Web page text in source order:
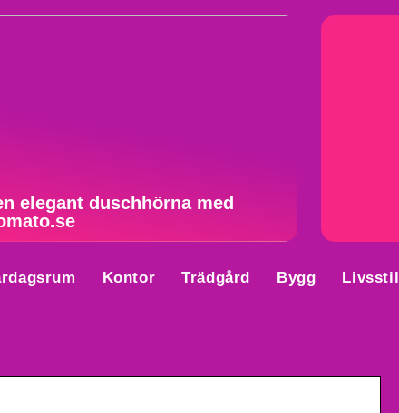
elegant duschhörna med
Kontor Trädgård Bygg Livsstil